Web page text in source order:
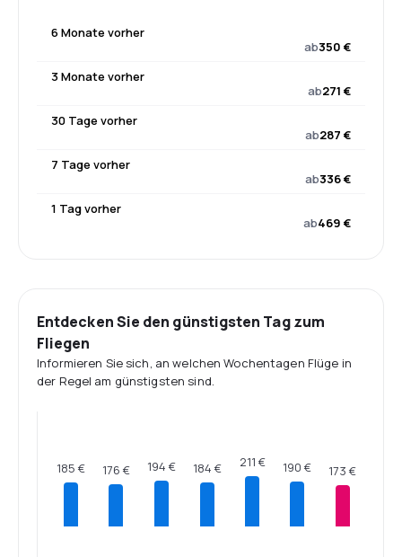
6 Monate vorher
ab350 €
3 Monate vorher
ab271 €
30 Tage vorher
ab287 €
7 Tage vorher
ab336 €
1 Tag vorher
ab469 €
Entdecken Sie den günstigsten Tag zum
Fliegen
Informieren Sie sich, an welchen Wochentagen Flüge in
der Regel am günstigsten sind.
185 € 176 € 194 € 184 € 211 € 190 € 173 €